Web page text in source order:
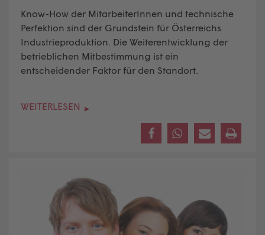
Know-How der MitarbeiterInnen und technische
Perfektion sind der Grundstein für Österreichs
Industrieproduktion. Die Weiterentwicklung der
betrieblichen Mitbestimmung ist ein
entscheidender Faktor für den Standort.
WEITERLESEN